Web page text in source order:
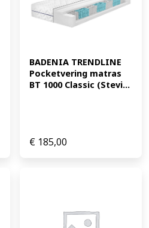
BADENIA TRENDLINE
Pocketvering matras
BT 1000 Classic (Stevi...
€ 185,00